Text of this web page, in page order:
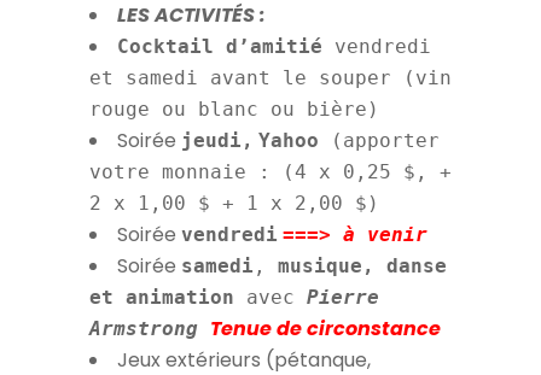
LES ACTIVITÉS :
Cocktail d’amitié vendredi
et samedi avant le souper (vin
rouge ou blanc ou bière)
Soirée jeudi, Yahoo (apporter
votre monnaie : (4 x 0,25 $, +
2 x 1,00 $ + 1 x 2,00 $)
Soirée vendredi ===> à venir
Soirée samedi , musique, danse
et animation avec Pierre
Armstrong Tenue de circonstance
Jeux extérieurs (pétanque,